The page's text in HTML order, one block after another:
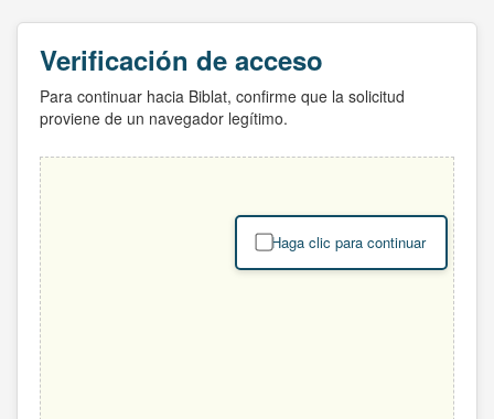
Verificación de acceso
Para continuar hacia Biblat, confirme que la solicitud
proviene de un navegador legítimo.
Haga clic para continuar